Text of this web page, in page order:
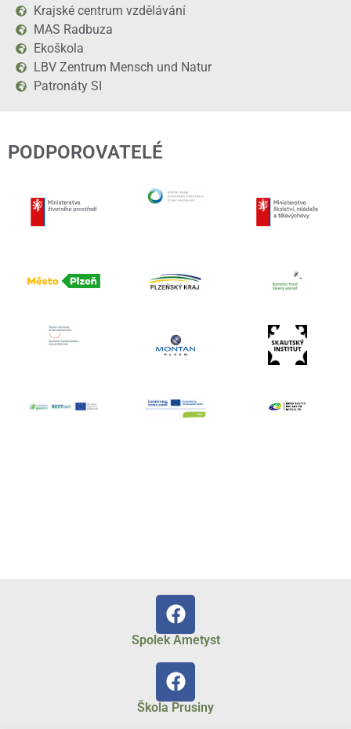
Krajské centrum vzdělávání
MAS Radbuza
Ekoškola
LBV Zentrum Mensch und Natur
Patronáty SI
PODPOROVATELÉ
Spolek Ametyst
Škola Prusiny